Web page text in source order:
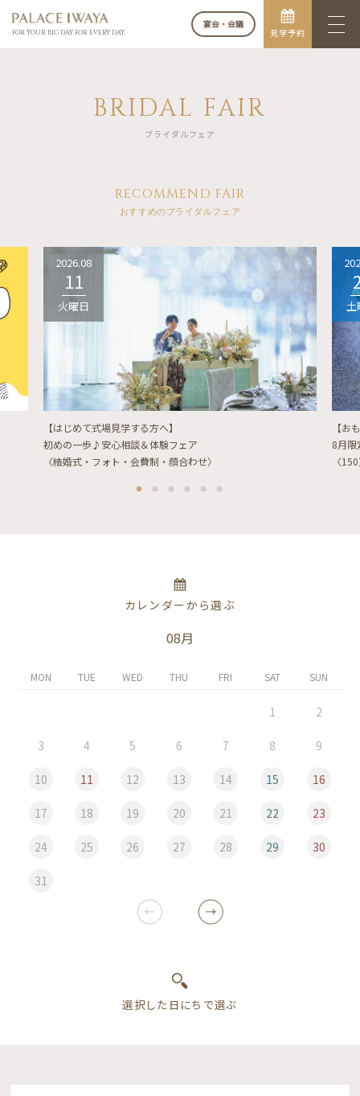
FOR YOUR BIG DAY. FOR EVERY DAY.
宴会・会議
見学予約
BRIDAL FAIR
ブライダルフェア
RECOMMEND FAIR
おすすめのブライダルフェア
2026.08
11
火曜日
【はじめて式場見学する方へ】
初めの一歩♪安心相談＆体験フェア
〈結婚式・フォト・会費制・顔合わせ〉
土
【お
8月限
〈
カレンダーから選ぶ
08月
MON TUE WED THU FRI SAT SUN
1 2
3 4 5 6 7 8 9
10 11 12 13 14 15 16
17 18 19 20 21 22 23
24 25 26 27 28 29 30
31